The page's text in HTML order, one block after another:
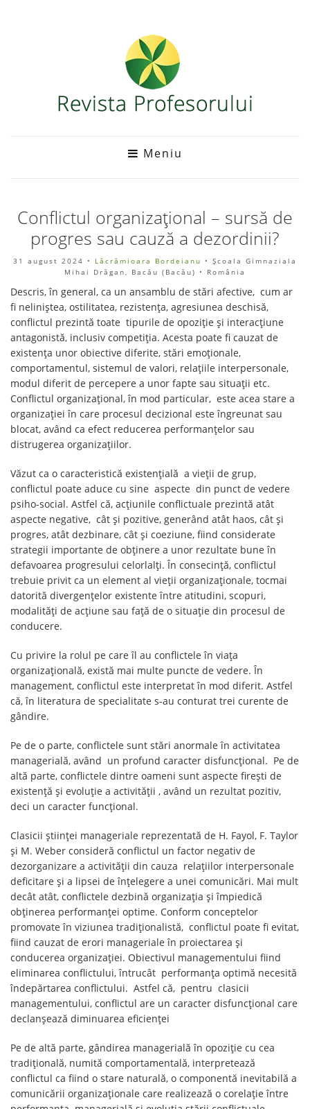
Meniu
Conflictul organizațional – sursă de
progres sau cauză a dezordinii?
31 august 2024 • Lăcrămioara Bordeianu • Școala Gimnaziala
Mihai Drăgan, Bacău (Bacău) • România
Descris, în general, ca un ansamblu de stări afective, cum ar
fi neliniștea, ostilitatea, rezistența, agresiunea deschisă,
conflictul prezintă toate tipurile de opoziție și interacțiune
antagonistă, inclusiv competiția. Acesta poate fi cauzat de
existența unor obiective diferite, stări emoționale,
comportamentul, sistemul de valori, relațiile interpersonale,
modul diferit de percepere a unor fapte sau situații etc.
Conflictul organizațional, în mod particular, este acea stare a
organizației în care procesul decizional este îngreunat sau
blocat, având ca efect reducerea performanțelor sau
distrugerea organizațiilor.
Văzut ca o caracteristică existențială a vieții de grup,
conflictul poate aduce cu sine aspecte din punct de vedere
psiho-social. Astfel că, acțiunile conflictuale prezintă atât
aspecte negative, cât și pozitive, generând atât haos, cât și
progres, atât dezbinare, cât și coeziune, fiind considerate
strategii importante de obținere a unor rezultate bune în
defavoarea progresului celorlalți. În consecință, conflictul
trebuie privit ca un element al vieții organizaționale, tocmai
datorită divergențelor existente între atitudini, scopuri,
modalități de acțiune sau față de o situație din procesul de
conducere.
Cu privire la rolul pe care îl au conflictele în viața
organizațională, există mai multe puncte de vedere. În
management, conflictul este interpretat în mod diferit. Astfel
că, în literatura de specialitate s-au conturat trei curente de
gândire.
Pe de o parte, conflictele sunt stări anormale în activitatea
managerială, având un profund caracter disfuncțional. Pe de
altă parte, conflictele dintre oameni sunt aspecte firești de
existență și evoluție a activității , având un rezultat pozitiv,
deci un caracter funcțional.
Clasicii științei manageriale reprezentată de H. Fayol, F. Taylor
și M. Weber consideră conflictul un factor negativ de
dezorganizare a activității din cauza relațiilor interpersonale
deficitare și a lipsei de înțelegere a unei comunicări. Mai mult
decât atât, conflictele dezbină organizația și împiedică
obținerea performanței optime. Conform conceptelor
promovate în viziunea tradiționalistă, conflictul poate fi evitat,
fiind cauzat de erori manageriale în proiectarea și
conducerea organizației. Obiectivul managementului fiind
eliminarea conflictului, întrucât performanța optimă necesită
îndepărtarea conflictului. Astfel că, pentru clasicii
managementului, conflictul are un caracter disfuncțional care
declanșează diminuarea eficienței
Pe de altă parte, gândirea managerială în opoziție cu cea
tradițională, numită comportamentală, interpretează
conflictul ca fiind o stare naturală, o componentă inevitabilă a
comunicării organizaționale care realizează o corelație între